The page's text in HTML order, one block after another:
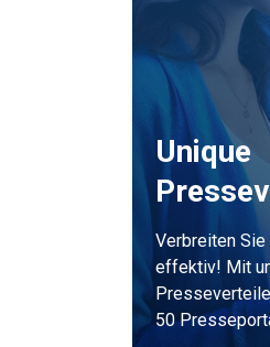
Unique
Verbreiten
effektiv! Mit
50